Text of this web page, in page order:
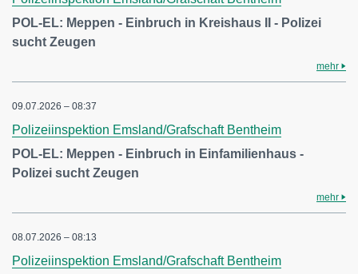
POL-EL: Meppen - Einbruch in Kreishaus II - Polizei
sucht Zeugen
mehr
09.07.2026 – 08:37
Polizeiinspektion Emsland/Grafschaft Bentheim
POL-EL: Meppen - Einbruch in Einfamilienhaus -
Polizei sucht Zeugen
mehr
08.07.2026 – 08:13
Polizeiinspektion Emsland/Grafschaft Bentheim